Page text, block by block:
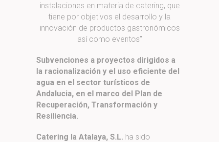
instalaciones en materia de catering, que
tiene por objetivos el desarrollo y la
innovación de productos gastronómicos
así como eventos”
Subvenciones a proyectos dirigidos a
la racionalización y el uso eficiente del
agua en el sector turísticos de
Andalucia, en el marco del Plan de
Recuperación, Transformación y
Resiliencia.
Catering la Atalaya, S.L. ha sido